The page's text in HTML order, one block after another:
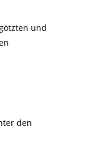
und
den